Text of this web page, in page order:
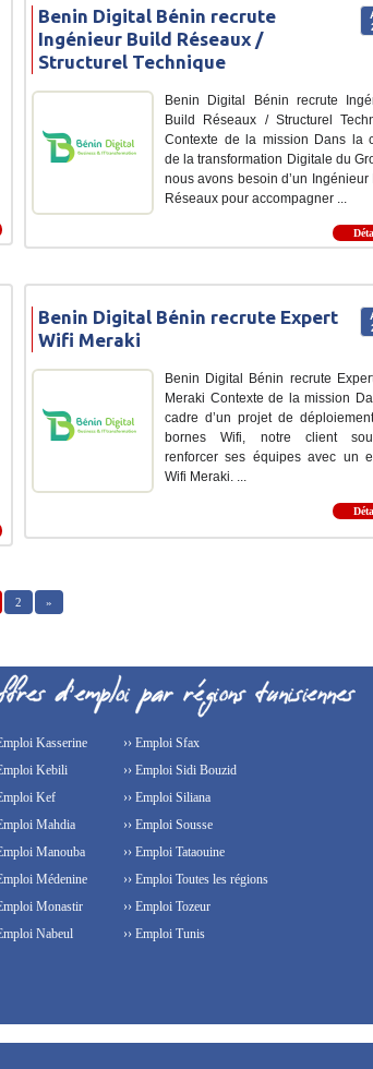
Benin Digital Bénin recrute
Ingénieur Build Réseaux /
Structurel Technique
Benin Digital Bénin recrute
Build Réseaux / Structurel
Contexte de la mission Dans la
de la transformation Digitale du
nous avons besoin d’un Ingénieur
Réseaux pour accompagner ...
Benin Digital Bénin recrute Expert
Wifi Meraki
Benin Digital Bénin recrute
Meraki Contexte de la mission
cadre d’un projet de
bornes Wifi, notre client
renforcer ses équipes avec un
Wifi Meraki. ...
2 »
Kasserine
Kebili
Kef
Mahdia
Manouba
Médenine
Monastir
Nabeul
›› Emploi Sfax
›› Emploi Sidi Bouzid
›› Emploi Siliana
›› Emploi Sousse
›› Emploi Tataouine
›› Emploi Toutes les régions
›› Emploi Tozeur
›› Emploi Tunis